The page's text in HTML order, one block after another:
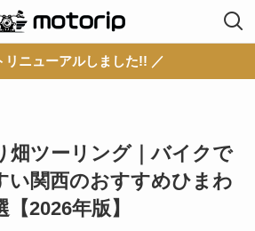
リニューアルしました!! ／
畑ツーリング｜バイクで
い関西のおすすめひまわ
【2026年版】